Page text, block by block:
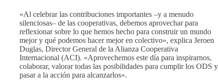
«Al celebrar las contribuciones importantes –y a menudo
silenciosas– de las cooperativas, debemos aprovechar para
reflexionar sobre lo que hemos hecho para construir un mundo
mejor y qué podemos hacer mejor en colectivo», explica Jeroen
Duglas, Director General de la Alianza Cooperativa
Internacional (ACI). «Aprovechemos este día para inspirarnos,
colaborar, valorar todas las posibilidades para cumplir los ODS y
pasar a la acción para alcanzarlos».